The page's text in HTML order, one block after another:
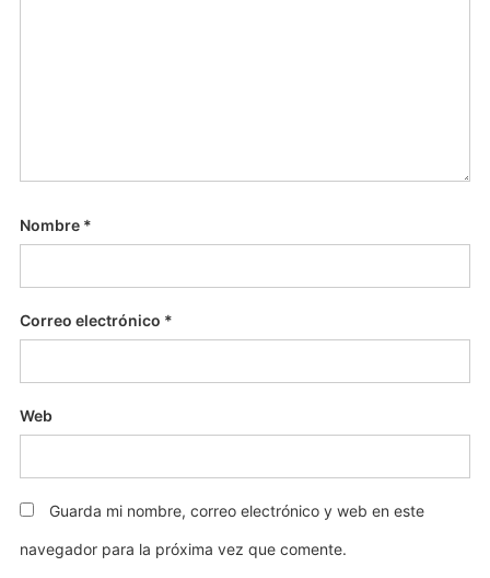
Nombre *
Correo electrónico *
Web
Guarda mi nombre, correo electrónico y web en este
navegador para la próxima vez que comente.